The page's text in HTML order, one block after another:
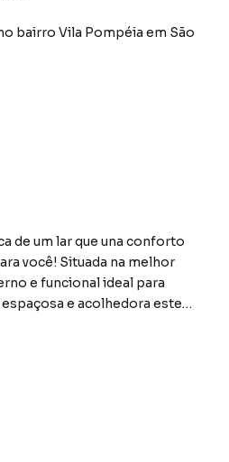
bairro Vila Pompéia em São
de um lar que una conforto
você! Situada na melhor
e funcional ideal para
e acolhedora este
se desfrutando de momentos
e bem-estar. Não perca a
a alteração sem aviso